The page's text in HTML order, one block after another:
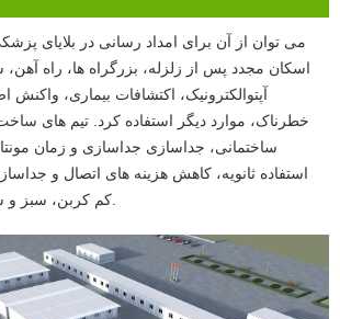
می توان از آن برای امداد رسانی در بلایای
اسکان مجدد پس از زلزله، بزرگراه ها، راه آهن،
آپتوالکترونیک، اکتشافات بیماری،
خطرناک، موارد دیگر استفاده کرد. تیم های
ساختمانی، جداسازی جداسازی و زمان
استفاده ثانویه، کاهش هزینه های اتصال و
کم کربن، سبز و سازگار با محیط زیست.